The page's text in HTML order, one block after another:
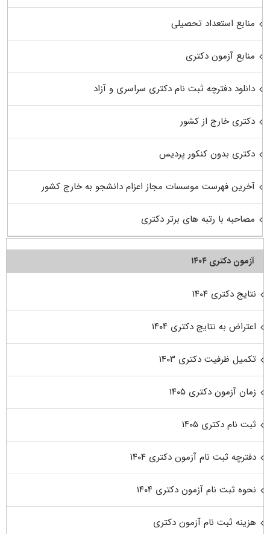
منابع استعداد تحصیلی
منابع آزمون دکتری
دانلود دفترچه ثبت نام دکتری سراسری و آزاد
دکتری خارج از کشور
دکتری بدون کنکور پردیس
آخرین فهرست موسسات مجاز اعزام دانشجو به خارج کشور
مصاحبه با رتبه های برتر دکتری
آزمون دکتری ۱۴۰۴
نتایج دکتری ۱۴۰۴
اعتراض به نتایج دکتری ۱۴۰۴
تکمیل ظرفیت دکتری ۱۴۰۳
زمان آزمون دکتری ۱۴۰۵
ثبت نام دکتری ۱۴۰۵
دفترچه ثبت نام آزمون دکتری ۱۴۰۴
نحوه ثبت نام آزمون دکتری ۱۴۰۴
هزینه ثبت نام آزمون دکتری